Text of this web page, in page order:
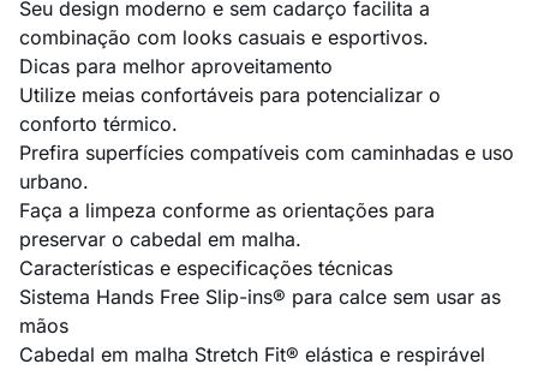
Seu design moderno e sem cadarço facilita a
combinação com looks casuais e esportivos.
Dicas para melhor aproveitamento
Utilize meias confortáveis para potencializar o
conforto térmico.
Prefira superfícies compatíveis com caminhadas e uso
urbano.
Faça a limpeza conforme as orientações para
preservar o cabedal em malha.
Características e especificações técnicas
Sistema Hands Free Slip-ins® para calce sem usar as
mãos
Cabedal em malha Stretch Fit® elástica e respirável